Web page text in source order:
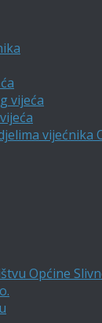
vijeća
vijećnika
Općine